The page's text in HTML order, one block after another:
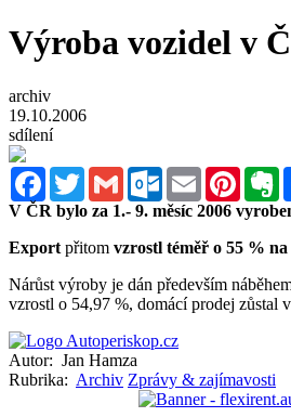
Výroba vozidel v
archiv
19.10.2006
sdílení
FacebookTwitterGmail Outlook.com
Email Pinterest
V ČR bylo za 1.- 9. měsíc 2006
Export přitom vzrostl téměř o 55 % na
Nárůst výroby je dán především
vzrostl o 54,97 %, domácí prodej zůstal
Autor: Jan Hamza
Rubrika: Archiv Zprávy & zajímavosti